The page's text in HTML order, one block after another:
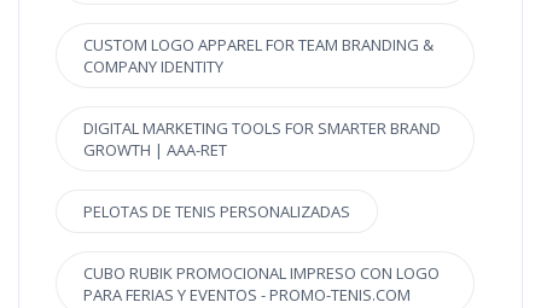
CUSTOM LOGO APPAREL FOR TEAM BRANDING &
COMPANY IDENTITY
DIGITAL MARKETING TOOLS FOR SMARTER BRAND
GROWTH | AAA-RET
PELOTAS DE TENIS PERSONALIZADAS
CUBO RUBIK PROMOCIONAL IMPRESO CON LOGO
PARA FERIAS Y EVENTOS - PROMO-TENIS.COM